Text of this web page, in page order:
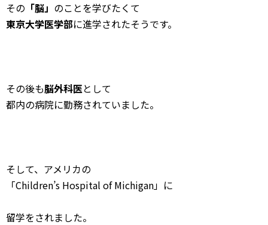
その 「脳」 のことを学びたくて
東京大学医学部に進学されたそうです。
その後も脳外科医として
都内の病院に勤務されていました。
そして、アメリカの
「Children’s Hospital of Michigan」に
留学をされました。